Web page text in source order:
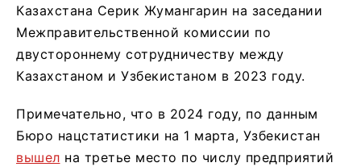
Казахстана Серик Жумангарин на заседании
Межправительственной комиссии по
двустороннему сотрудничеству между
Казахстаном и Узбекистаном в 2023 году.
Примечательно, что в 2024 году, по данным
Бюро нацстатистики на 1 марта, Узбекистан
вышел на третье место по числу предприятий